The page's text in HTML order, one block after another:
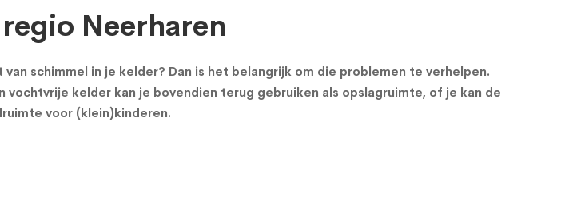
Neerharen
schimmel in je kelder? Dan is het belangrijk om die problemen te verhelpen.
vochtvrije kelder kan je bovendien terug gebruiken als opslagruimte, of je kan de
voor (klein)kinderen.